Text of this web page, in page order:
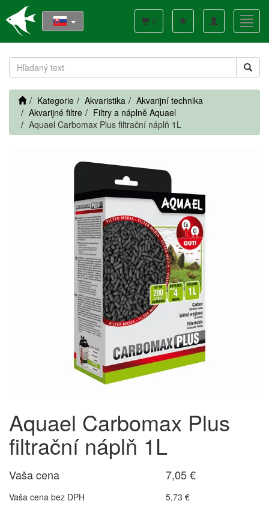
Toggle
navigation
0
Kategorie Akvaristika
Akvarijní technika
Akvarijné filtre
Filtry a náplně Aquael
Aquael Carbomax Plus filtrační náplň 1L
Aquael Carbomax Plus
filtrační náplň 1L
Vaša cena 7,05 €
Vaša cena bez DPH
5,73 €